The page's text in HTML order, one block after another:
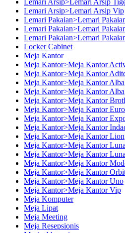
Lemari Arsip>Lemari Arsip Vip
Lemari Pakaian>Lemari
Lemari Pakaian>Lemari
Lemari Pakaian>Lemari
Locker Cabinet
Meja Kantor
Meja Kantor>Meja Kantor
Meja Kantor>Meja Kantor
Meja Kantor>Meja Kantor Alba
Meja Kantor>Meja Kantor
Meja Kantor>Meja Kantor
Meja Kantor>Meja Kantor Euro
Meja Kantor>Meja Kantor
Meja Kantor>Meja Kantor
Meja Kantor>Meja Kantor Lion
Meja Kantor>Meja Kantor
Meja Kantor>Meja Kantor
Meja Kantor>Meja Kantor
Meja Kantor>Meja Kantor
Meja Kantor>Meja Kantor Uno
Meja Kantor>Meja Kantor Vip
Meja Komputer
Meja Lipat
Meja Meeting
Meja Resepsionis